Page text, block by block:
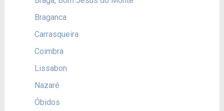
Braganca
Carrasqueira
Coimbra
Lissabon
Nazaré
Óbidos